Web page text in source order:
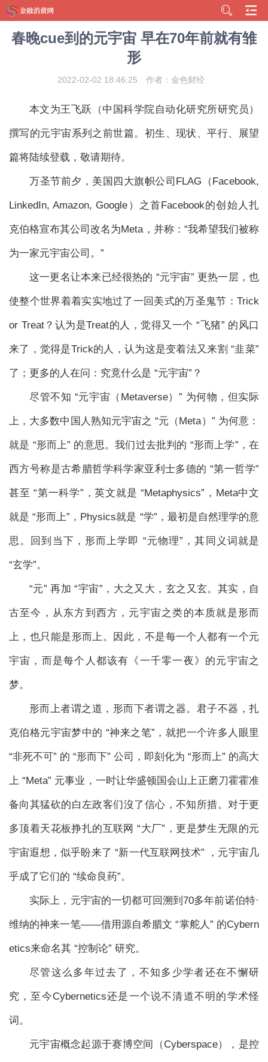
春晚cue到的元宇宙 早在70年前就有雏
形
2022-02-02 18:46:25 作者：金色财经
本文为王飞跃（中国科学院自动化研究所研究员）
撰写的元宇宙系列之前世篇。初生、现状、平行、展望
篇将陆续登载，敬请期待。
万圣节前夕，美国四大旗帜公司FLAG（Facebook,
LinkedIn, Amazon, Google）之首Facebook的创始人扎
克伯格宣布其公司改名为Meta，并称：“我希望我们被称
为一家元宇宙公司。”
这一更名让本来已经很热的 “元宇宙” 更热一层，也
使整个世界着着实实地过了一回美式的万圣鬼节：Trick
or Treat？认为是Treat的人，觉得又一个 “飞猪” 的风口
来了，觉得是Trick的人，认为这是变着法又来割 “韭菜”
了；更多的人在问：究竟什么是 “元宇宙”？
尽管不知 “元宇宙（Metaverse）” 为何物，但实际
上，大多数中国人熟知元宇宙之 “元（Meta）” 为何意：
就是 “形而上” 的意思。我们过去批判的 “形而上学”，在
西方号称是古希腊哲学科学家亚利士多德的 “第一哲学”
甚至 “第一科学”，英文就是 “Metaphysics”，Meta中文
就是 “形而上”，Physics就是 “学”，最初是自然理学的意
思。回到当下，形而上学即 “元物理”，其同义词就是
“玄学”。
“元” 再加 “宇宙”，大之又大，玄之又玄。其实，自
古至今，从东方到西方，元宇宙之类的本质就是形而
上，也只能是形而上。因此，不是每一个人都有一个元
宇宙，而是每个人都该有《一千零一夜》的元宇宙之
梦。
形而上者谓之道，形而下者谓之器。君子不器，扎
克伯格元宇宙梦中的 “神来之笔”，就把一个许多人眼里
“非死不可” 的 “形而下” 公司，即刻化为 “形而上” 的高大
上 “Meta” 元事业，一时让华盛顿国会山上正磨刀霍霍准
备向其猛砍的白左政客们沒了信心，不知所措。对于更
多顶着天花板挣扎的互联网 “大厂”，更是梦生无限的元
宇宙遐想，似乎盼来了 “新一代互联网技术” ，元宇宙几
乎成了它们的 “续命良药”。
实际上，元宇宙的一切都可回溯到70多年前诺伯特·
维纳的神来一笔——借用源自希腊文 “掌舵人” 的Cybern
etics来命名其 “控制论” 研究。
尽管这么多年过去了，不知多少学者还在不懈研
究，至今Cybernetics还是一个说不清道不明的学术怪
词。
元宇宙概念起源于赛博空间（Cyberspace），是控